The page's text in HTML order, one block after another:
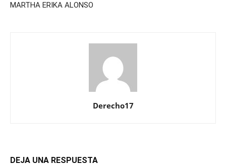
MARTHA ERIKA ALONSO
Derecho17
DEJA UNA RESPUESTA